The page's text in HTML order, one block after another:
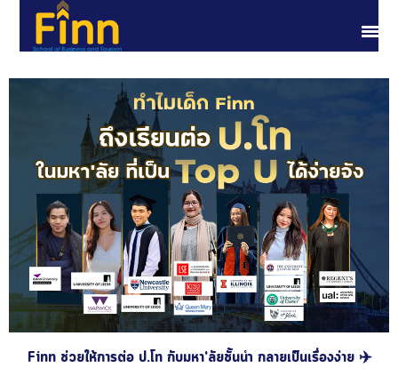
Finn ช่วยให้การต่อ ป.โท กับมหา'ลัยชั้นนำ กลายเป็นเรื่องง่าย ✈️